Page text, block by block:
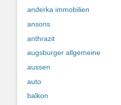
anderka immobilien
ansons
anthrazit
augsburger allgemeine
aussen
auto
balkon